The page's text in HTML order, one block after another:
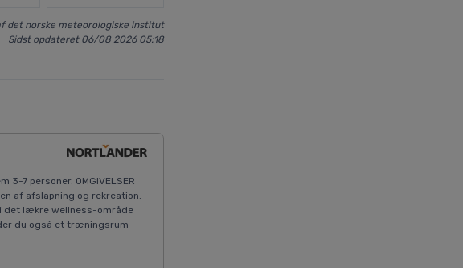
det norske meteorologiske institut
Sidst opdateret 06/08 2026 05:18
7 personer. OMGIVELSER
af afslapning og rekreation.
det lækre wellness-område
du også et træningsrum